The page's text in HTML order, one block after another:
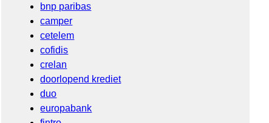
bnp paribas
camper
cetelem
cofidis
crelan
doorlopend krediet
duo
europabank